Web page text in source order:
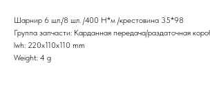
Шарнир 6 шл./8 шл. /400 Н*м /крестовина 35*98
Группа запчасти: Карданная передача/раздаточная
lwh: 220x110x110 mm
Weight: 4 g